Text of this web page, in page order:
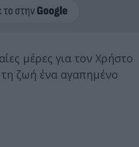
μέρες για τον Χρήστο
ζωή ένα αγαπημένο